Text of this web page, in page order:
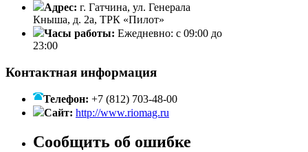
Адрес: г. Гатчина, ул. Генерала
Кныша, д. 2а, ТРК «Пилот»
Часы работы: Ежедневно: с 09:00 до
23:00
Контактная информация
Телефон: +7 (812) 703-48-00
Сайт: http://www.riomag.ru
Сообщить об ошибке